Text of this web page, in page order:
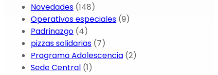
Novedades (148)
Operativos especiales (9)
Padrinazgo (4)
pizzas solidarias (7)
Programa Adolescencia (2)
Sede Central (1)